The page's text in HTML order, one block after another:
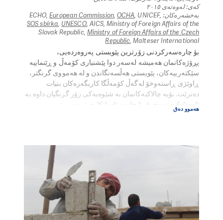
کەی: لەوەتەی ٢٠١٥
بەخشەرەکان: ECHO,
European Commission, OCHA, UNICEF,
SOS sbírka, UNESCO, AICS, Ministry of Foreign Affairs of the
Slovak Republic, Ministry of Foreign Affairs of the Czech
Republic, Malteser International
بۆ چارەسەرکردنی زۆرترین پێویستی پەروەردەیی،
پڕۆژەکانمان هەمیشە لەسەر دوا پێشنیاری کۆمەڵ و ڕێنماییە
سێکتەرییەکان، پێویستی هەڵسەنگاندن و لە هەمووی گرنگتر،
ڕاوێژی ڕاستەوخۆ لەگەڵ کۆمەڵگا کاریگەرەکان بنیات
دەنرێت. بۆیە چالاکیەکانمان بە شێوەیەکی زۆر گرنگیان داوە بە
ئاوەدانکردنەوەی قوتابخانە و ئاسانکاری تەندروستی و
درێژکراوەی پۆل و چالاکی پەروەردەیی نافەرمی و پشتگیری
کۆمەڵەی دایك و باوك و مامۆستا، لە نێوان ئەوانی تردا.
لە پڕۆژەکانی پەروەردەمان هەوڵ دەدەین لە ڕێگەی
ئاوەدانکردنەوە یان ئاوەدانکردنەوەی بینای خوێندنگاکان و
ئاسانکارییە تەندروستییەکانیان ئامادەیی خوێندنگاکان زیاد
بکەن، دەست پێکردنی هەڵمەتی گەڕانەوە بۆ قوتابخانە و
دابەشکردنی کەلوپەلی قوتابخانە و پێداویستی و فێرکردنی
یارمەتی و کەرەستەکان. لە هەمان کاتدا، ئێمە ڕاهێنان بە
هەموو دەق